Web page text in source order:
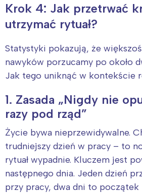
Krok 4: Jak przetrwać
utrzymać rytuał?
Statystyki pokazują, że
nawyków porzucamy po około
Jak tego uniknąć w kontekście
1. Zasada „Nigdy nie
razy pod rząd”
Życie bywa nieprzewidywalne.
trudniejszy dzień w pracy – to
rytuał wypadnie. Kluczem jest
następnego dnia. Jeden dzień
przy pracy, dwa dni to początek